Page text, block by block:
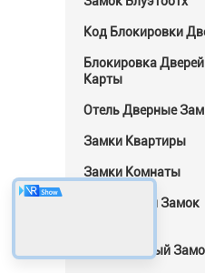
Код Блокировки
Блокировка Дверей
Карты
Отель Дверные
Замки Квартиры
Замки Комнаты
Стеклянный Замок
Алюминиевый